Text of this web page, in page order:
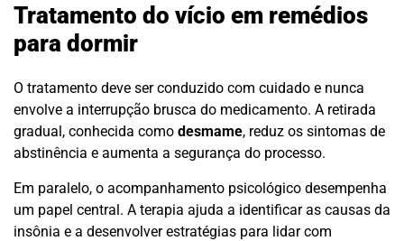
Tratamento do vício em remédios
para dormir
O tratamento deve ser conduzido com cuidado e nunca
envolve a interrupção brusca do medicamento. A retirada
gradual, conhecida como desmame, reduz os sintomas de
abstinência e aumenta a segurança do processo.
Em paralelo, o acompanhamento psicológico desempenha
um papel central. A terapia ajuda a identificar as causas da
insônia e a desenvolver estratégias para lidar com